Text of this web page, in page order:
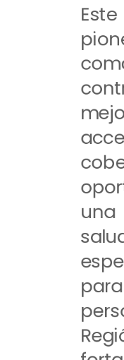
una